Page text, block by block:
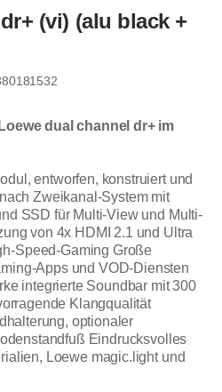
(vi) (alu black +
dual channel dr+ im
entworfen, konstruiert und
Zweikanal-System mit
SSD für Multi-View und Multi-
von 4x HDMI 2.1 und Ultra
Speed-Gaming Große
Apps und VOD-Diensten
integrierte Soundbar mit 300
Klangqualität
optionaler
Eindrucksvolles
Loewe magic.light und